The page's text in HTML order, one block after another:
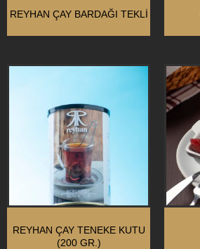
REYHAN ÇAY BARDAĞI TEKLI
REYHAN ÇAY TENEKE KUTU
(200 GR.)